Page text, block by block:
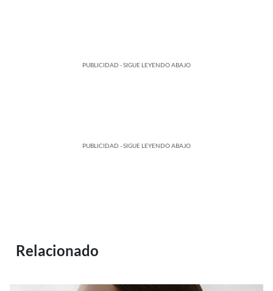
PUBLICIDAD - SIGUE LEYENDO ABAJO
PUBLICIDAD - SIGUE LEYENDO ABAJO
Relacionado